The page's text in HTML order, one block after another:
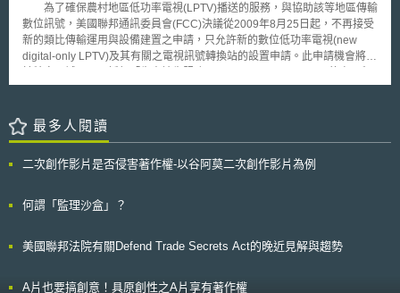
於4G服務的需求也如期望的出現大幅成長。在這樣的情況下，消費者需要
知道他們由營運商實際得到的服務速度。」 該法案期望建立準則，使
消費者正確理解4G服務資訊（例如該速度是指平均速度或尖峰速度、在什
麼情況下速度可能下降等），確保消費者在申請服務之潛能獲得足夠的資
為了確保農村地區低功率電視(LPTV)播送的服務，與協助該等地區傳輸
數位訊號，美國聯邦通訊委員會(FCC)決議從2009年8月25日起，不再接受
新的類比傳輸運用與設備建置之申請，只允許新的數位低功率電視(new
digital-only LPTV)及其有關之電視訊號轉換站的設置申請。此申請機會將限
序。此外，針對全國性的核發執照申請，則於2010年1月25日開始受理。
與促進文化多樣性，而在小型社區允許低功率電視執照擁有者得享有「次級
性頻譜使用權」(secondary spectrum priority)，於VHF(2-13)或UHF(14-
(Federal Deficit Reduction Act of 2005)規定，美國已於2009年6月12日全
送訊號的數位化時程，故有關既有低功率電視相關之管制亦須一併修訂，方
最多人閱讀
二次創作影片是否侵害著作權-以谷阿莫二次創作影片為例
何謂「監理沙盒」？
美國聯邦法院有關Defend Trade Secrets Act的晚近見解與趨勢
A片也要搞創意！具原創性之A片享有著作權